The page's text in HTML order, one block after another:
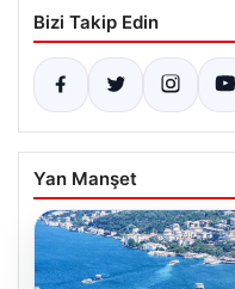
Bizi Takip Edin
Yan Manşet